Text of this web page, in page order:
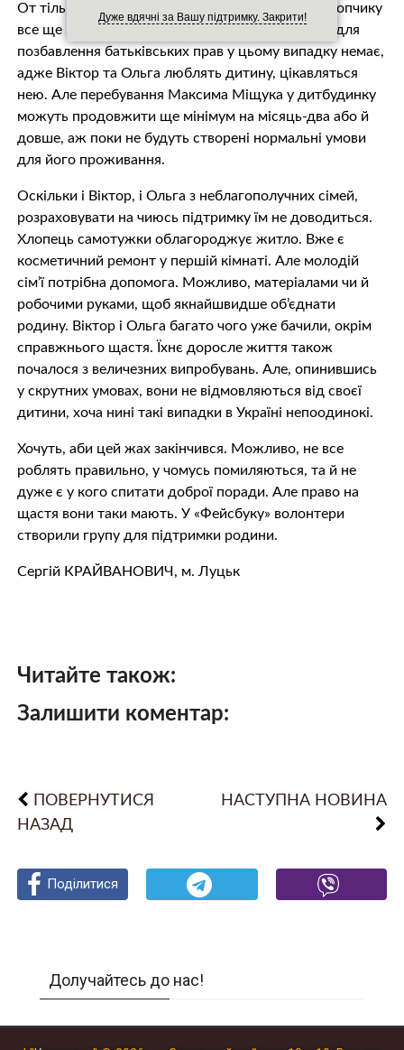
Дуже вдячні за Вашу підтримку. Закрити!
От тільки півроку уже минуло, а повертатися хлопчику
все ще нікуди. Як каже Федір Шульган, підстав для
позбавлення батьківських прав у цьому випадку немає,
адже Віктор та Ольга люблять дитину, цікавляться
нею. Але перебування Максима Міщука у дитбудинку
можуть продовжити ще мінімум на місяць-два або й
довше, аж поки не будуть створені нормальні умови
для його проживання.
Оскільки і Віктор, і Ольга з неблагополучних сімей,
розраховувати на чиюсь підтримку їм не доводиться.
Хлопець самотужки облагороджує житло. Вже є
косметичний ремонт у першій кімнаті. Але молодій
сім’ї потрібна допомога. Можливо, матеріалами чи й
робочими руками, щоб якнайшвидше об’єднати
родину. Віктор і Ольга багато чого уже бачили, окрім
справжнього щастя. Їхнє доросле життя також
почалося з величезних випробувань. Але, опинившись
у скрутних умовах, вони не відмовляються від своєї
дитини, хоча нині такі випадки в Україні непоодинокі.
Хочуть, аби цей жaх закінчився. Можливо, не все
роблять правильно, у чомусь помиляються, та й не
дуже є у кого спитати доброї поради. Але право на
щастя вони таки мають. У «Фейсбуку» волонтери
створили групу для підтримки родини.
Сергій КРАЙВАНОВИЧ, м. Луцьк
Читайте також:
Залишити коментар:
ПОВЕРНУТИСЯ
НАЗАД
НАСТУПНА НОВИНА
Поділитися
Поділитися
Поділитися
Долучайтесь до нас!